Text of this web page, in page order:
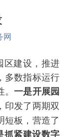
网
建设，推进
多数指标运行
。一是开展园
印发了两期双
短板，营造了
抓紧建设数字